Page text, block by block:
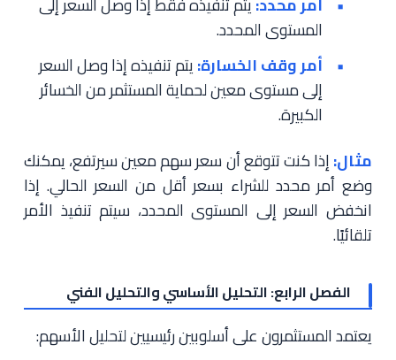
المستوى المحدد.
أمر وقف الخسارة:يتم تنفيذه إذا وصل السعر
إلى مستوى معين لحماية المستثمر من الخسائر
الكبيرة.
مثال:إذا كنت تتوقع أن سعر سهم معين سيرتفع، يمكنك
وضع أمر محدد للشراء بسعر أقل من السعر الحالي. إذا
انخفض السعر إلى المستوى المحدد، سيتم تنفيذ الأمر
تلقائيًا.
الفصل الرابع: التحليل الأساسي والتحليل الفني
يعتمد المستثمرون على أسلوبين رئيسيين لتحليل الأسهم: